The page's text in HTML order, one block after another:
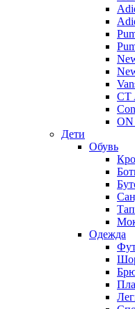
CT
ON
Дети
Обувь
Одежда